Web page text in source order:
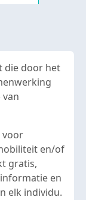
die door het
voor
en/of
gratis,
en
elk individu.